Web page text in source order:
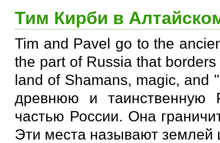
Тим Кирби в
Tim and Pavel go to the
the part of Russia that
land of Shamans, magic, and
древнюю и таинственную
частью России. Она
Эти места называют землей